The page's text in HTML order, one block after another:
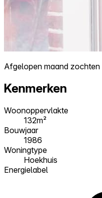
Afgelopen maand zochten
Kenmerken
Woonoppervlakte
132m²
Bouwjaar
1986
Woningtype
Hoekhuis
Energielabel